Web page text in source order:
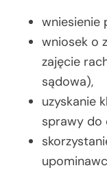
wniesienie
wniosek o
zajęcie
sądowa),
uzyskanie
sprawy do